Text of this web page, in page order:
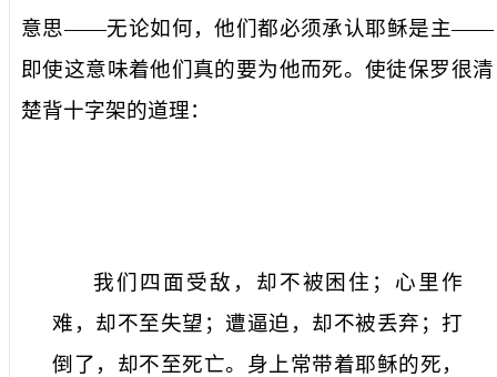
意思——无论如何，他们都必须承认耶稣是主——
即使这意味着他们真的要为他而死。使徒保罗很清
楚背十字架的道理：
我们四面受敌，却不被困住；心里作
难，却不至失望；遭逼迫，却不被丢弃；打
倒了，却不至死亡。身上常带着耶稣的死，